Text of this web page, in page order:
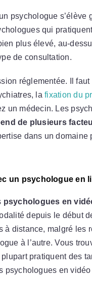
psychologue s’élève
qui
plus élevé, au-
de consultation.
réglementée. Il
lafixation du
un médecin. Les
de plusieurs
dans un
un psychologue en
psychologues en
depuis le début
distance, malgré les
à l’autre. Vous
plupart pratiquent des
psychologues en